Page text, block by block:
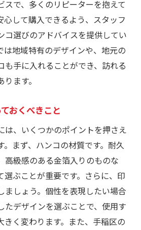
スで、多くのリピーターを抱えて
心して購入できるよう、スタッフ
コ選びのアドバイスを提供してい
は地域特有のデザインや、地元の
も手に入れることができ、訪れる
ます。
おくべきこと
は、いくつかのポイントを押さえ
。まず、ハンコの材質です。耐久
高級感のある金箔入りのものな
選ぶことが重要です。さらに、印
ましょう。個性を表現したい場合
たデザインを選ぶことで、使用す
きく変わります。また、手稲区の